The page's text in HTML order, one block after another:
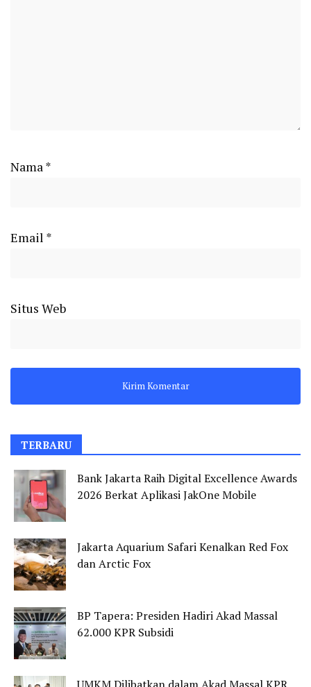
Nama *
Email *
Situs Web
TERBARU
Bank Jakarta Raih Digital Excellence Awards
2026 Berkat Aplikasi JakOne Mobile
Jakarta Aquarium Safari Kenalkan Red Fox
dan Arctic Fox
BP Tapera: Presiden Hadiri Akad Massal
62.000 KPR Subsidi